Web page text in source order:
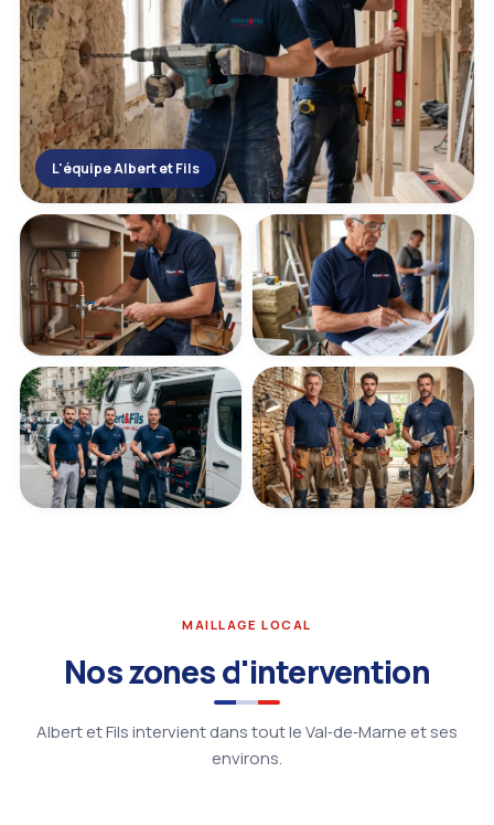
L'équipe Albert et Fils
MAILLAGE LOCAL
Nos zones d'intervention
Albert et Fils intervient dans tout le Val‑de‑Marne et ses
environs.